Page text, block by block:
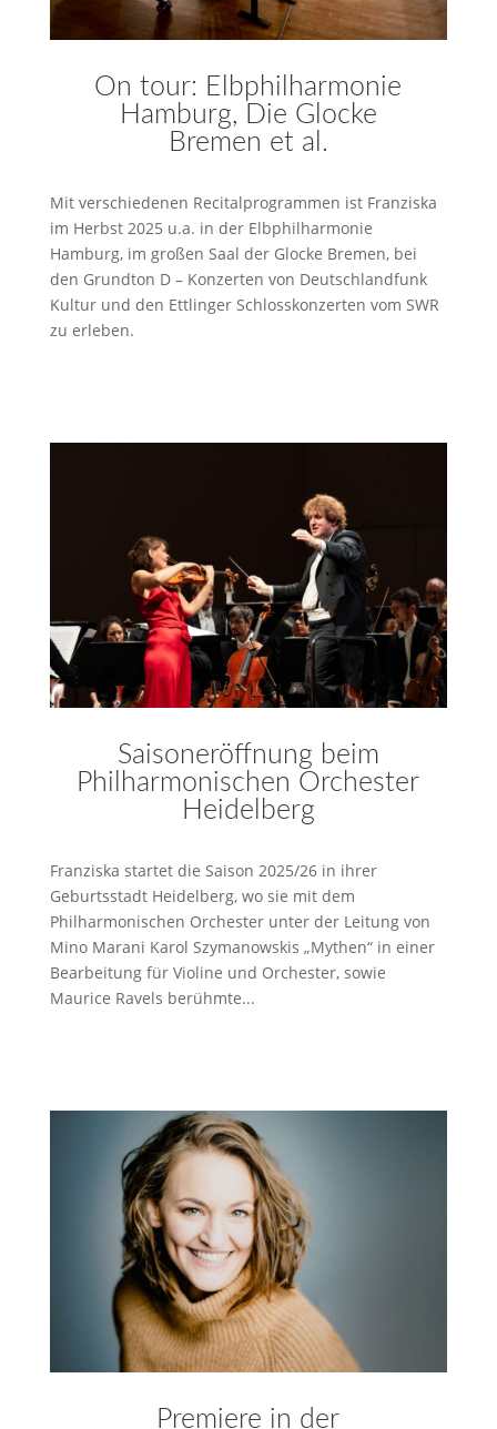
On tour: Elbphilharmonie
Hamburg, Die Glocke
Bremen et al.
Mit verschiedenen Recitalprogrammen ist Franziska
im Herbst 2025 u.a. in der Elbphilharmonie
Hamburg, im großen Saal der Glocke Bremen, bei
den Grundton D – Konzerten von Deutschlandfunk
Kultur und den Ettlinger Schlosskonzerten vom SWR
zu erleben.
Saisoneröffnung beim
Philharmonischen Orchester
Heidelberg
Franziska startet die Saison 2025/26 in ihrer
Geburtsstadt Heidelberg, wo sie mit dem
Philharmonischen Orchester unter der Leitung von
Mino Marani Karol Szymanowskis „Mythen“ in einer
Bearbeitung für Violine und Orchester, sowie
Maurice Ravels berühmte...
Premiere in der